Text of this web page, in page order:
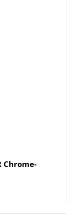
Chrome-